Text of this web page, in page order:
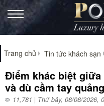
Trang chủ Tin tức khách sạn
Điểm khác biệt
và dù cầm tay
11,781 | Thứ bảy, 08/08/2026,